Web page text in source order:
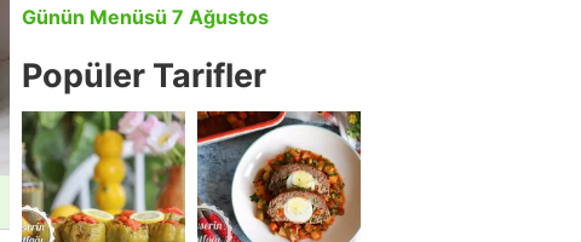
Günün Menüsü 7 Ağustos
Popüler Tarifler